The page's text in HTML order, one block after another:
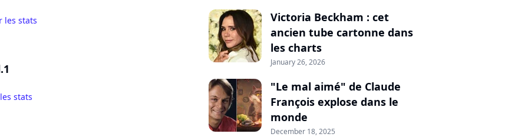
les stats
stats
Victoria Beckham : cet
ancien tube cartonne dans
les charts
January 26, 2026
"Le mal aimé" de Claude
François explose dans le
monde
December 18, 2025